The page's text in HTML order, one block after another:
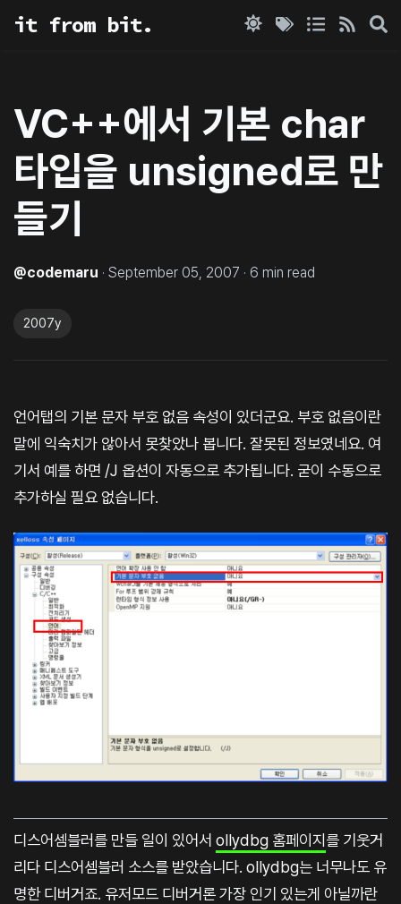
it from bit.
VC++에서 기본 char
타입을 unsigned로 만
들기
@codemaru · September 05, 2007 · 6 min read
2007y
언어탭의 기본 문자 부호 없음 속성이 있더군요. 부호 없음이란
말에 익숙치가 않아서 못찾았나 봅니다. 잘못된 정보였네요. 여
기서 예를 하면 /J 옵션이 자동으로 추가됩니다. 굳이 수동으로
추가하실 필요 없습니다.
디스어셈블러를 만들 일이 있어서 ollydbg 홈페이지를 기웃거
리다 디스어셈블러 소스를 받았습니다. ollydbg는 너무나도 유
명한 디버거죠. 유저모드 디버거론 가장 인기 있는게 아닐까란